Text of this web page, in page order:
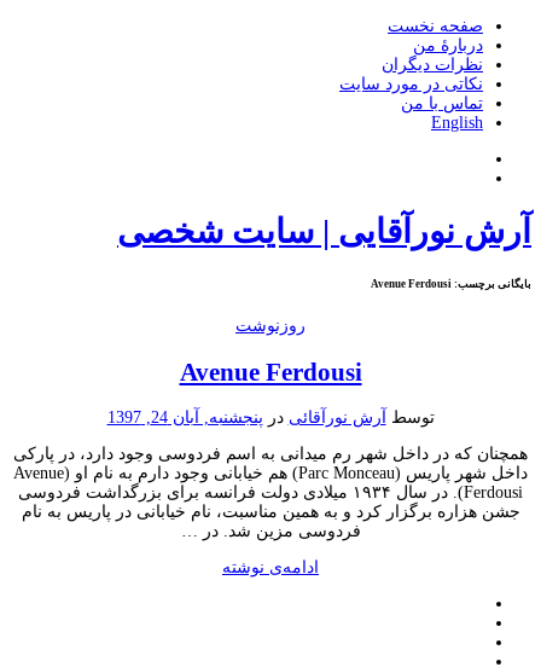
صفحه نخست
دربارۀ من
نظرات دیگران
نکاتی در مورد سایت
تماس با من
English
آرش نورآقایی | سایت شخصی
بایگانی برچسب: Avenue Ferdousi
روزنوشت
Avenue Ferdousi
توسط آرش نورآقائی در پنجشنبه, آبان 24, 1397
همچنان که در داخل شهر رم میدانی به اسم فردوسی وجود دارد، در پارکی
داخل شهر پاریس (Parc Monceau) هم خیابانی وجود دارم به نام او (Avenue
Ferdousi). در سال ۱۹۳۴ میلادی دولت فرانسه برای بزرگداشت فردوسی
جشن هزاره برگزار کرد و به همین مناسبت، نام خیابانی در پاریس به نام
فردوسی مزین شد. در …
ادامه‌ی نوشته